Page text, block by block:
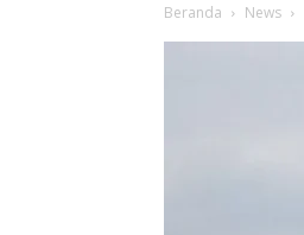
Beranda News